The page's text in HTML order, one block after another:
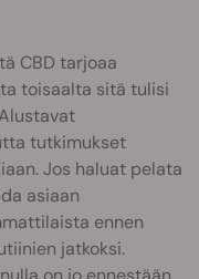
CBD tarjoaa
toisaalta sitä tulisi
tutkimukset
Jos haluat pelata
asiaan
ennen
jatkoksi.